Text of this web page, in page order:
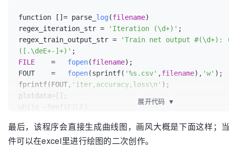
function []= parse_ log (filename)
regex_iteration_str =
'Iteration (\d+)' ;
regex_train_output_str =
'Train net output #(\d+):
([.\deE+-]+)'
FILE
	=
fopen(filename);
FOUT	= fopen(sprintf( '%s.csv' ,filename), 'w' );
fprintf(FOUT, 'iter,accuracy,loss\n' );
while
~feof(
rescell     =
if size(rescell,1)~=0;
展开代码 ▼
最后，该程序会直接生成曲线图，画风大概是下面这样；
件可以在excel里进行绘图的二次创作。